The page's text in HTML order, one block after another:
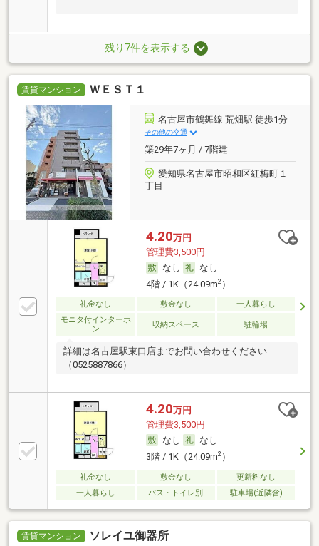
残り7件を表示する
賃貸マンション ＷＥＳＴ１
名古屋市鶴舞線 荒畑駅 徒歩1分
その他の交通
築29年7ヶ月 / 7階建
愛知県名古屋市昭和区紅梅町１
丁目
4.20万円
管理費3,500円
なし
なし
4階 / 1K（24.09m2）
礼金なし 敷金なし
一人暮らし
モニタ付インターホ
ン
収納スペース 駐輪場
詳細は名古屋駅東口店までお問い合わせください
（0525887866）
4.20万円
管理費3,500円
なし
なし
3階 / 1K（24.09m2）
礼金なし 敷金なし
更新料なし
一人暮らし
バス・トイレ別 駐車場(近隣含)
賃貸マンション ソレイユ御器所